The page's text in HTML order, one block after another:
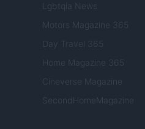
Lgbtqia News
Motors Magazine 365
Day Travel 365
Home Magazine 365
Cineverse Magazine
SecondHomeMagazine